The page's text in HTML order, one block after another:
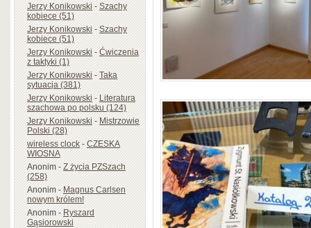
Jerzy Konikowski-Szachy
kobiece (51)
Jerzy Konikowski-Szachy
kobiece (51)
Jerzy Konikowski-Ćwiczenia
z taktyki (1)
Jerzy Konikowski-Taka
sytuacja (381)
Jerzy Konikowski-Literatura
szachowa po polsku (124)
Jerzy Konikowski-Mistrzowie
Polski (28)
wireless clock-CZESKA
WIOSNA
Anonim-Z życia PZSzach
(258)
Anonim-Magnus Carlsen
nowym królem!
Anonim-Ryszard
Gąsiorowski